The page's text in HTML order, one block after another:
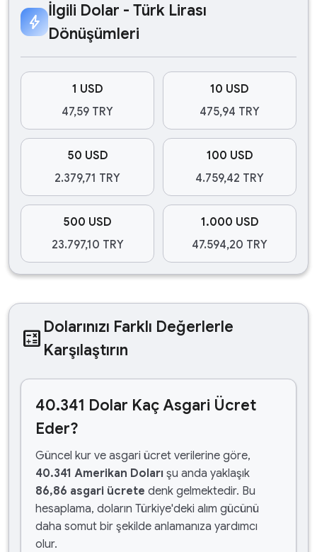
bolt
İlgili Dolar - Türk Lirası
Dönüşümleri
1 USD
47,59 TRY
10 USD
475,94 TRY
50 USD
2.379,71 TRY
100 USD
4.759,42 TRY
500 USD
23.797,10 TRY
1.000 USD
47.594,20 TRY
calculate Dolarınızı Farklı Değerlerle
Karşılaştırın
40.341 Dolar Kaç Asgari Ücret
Eder?
Güncel kur ve asgari ücret verilerine göre,
40.341 Amerikan Doları şu anda yaklaşık
86,86 asgari ücrete denk gelmektedir. Bu
hesaplama, doların Türkiye'deki alım gücünü
daha somut bir şekilde anlamanıza yardımcı
olur.